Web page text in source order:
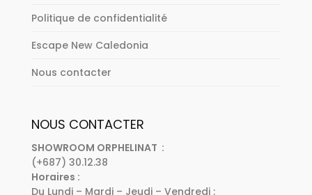
Politique de confidentialité
Escape New Caledonia
Nous contacter
NOUS CONTACTER
SHOWROOM ORPHELINAT :
(+687) 30.12.38
Horaires :
Du Lundi – Mardi – Jeudi – Vendredi :